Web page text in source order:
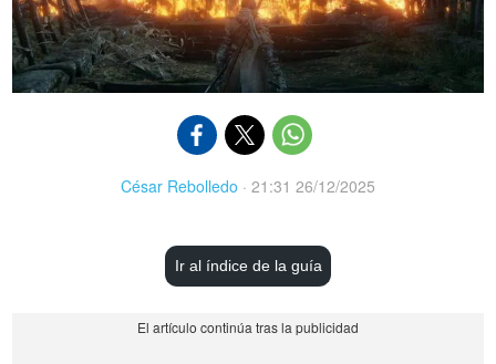
César Rebolledo · 21:31 26/12/2025
Ir al índice de la guía